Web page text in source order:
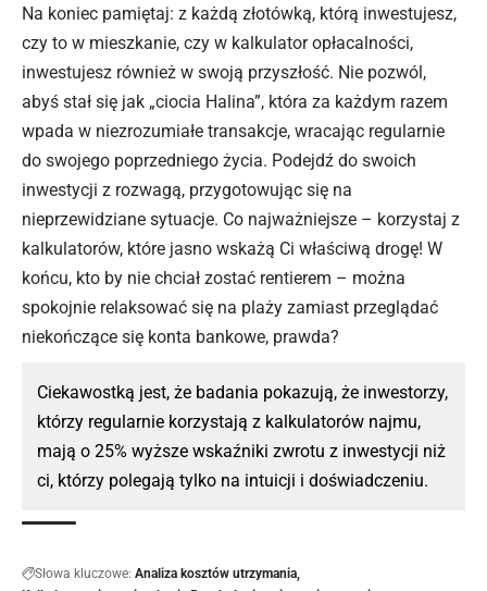
Na koniec pamiętaj: z każdą złotówką, którą inwestujesz,
czy to w mieszkanie, czy w kalkulator opłacalności,
inwestujesz również w swoją przyszłość. Nie pozwól,
abyś stał się jak „ciocia Halina”, która za każdym razem
wpada w niezrozumiałe transakcje, wracając regularnie
do swojego poprzedniego życia. Podejdź do swoich
inwestycji z rozwagą, przygotowując się na
nieprzewidziane sytuacje. Co najważniejsze – korzystaj z
kalkulatorów, które jasno wskażą Ci właściwą drogę! W
końcu, kto by nie chciał zostać rentierem – można
spokojnie relaksować się na plaży zamiast przeglądać
niekończące się konta bankowe, prawda?
Ciekawostką jest, że badania pokazują, że inwestorzy,
którzy regularnie korzystają z kalkulatorów najmu,
mają o 25% wyższe wskaźniki zwrotu z inwestycji niż
ci, którzy polegają tylko na intuicji i doświadczeniu.
Słowa kluczowe: Analiza kosztów utrzymania